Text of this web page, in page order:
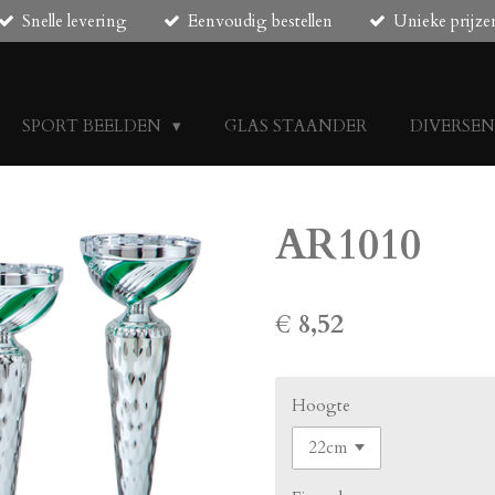
Snelle levering Eenvoudig bestellen Unieke
SPORT BEELDEN GLAS STAANDER DIVERSEN
AR1010
€ 8,52
Hoogte